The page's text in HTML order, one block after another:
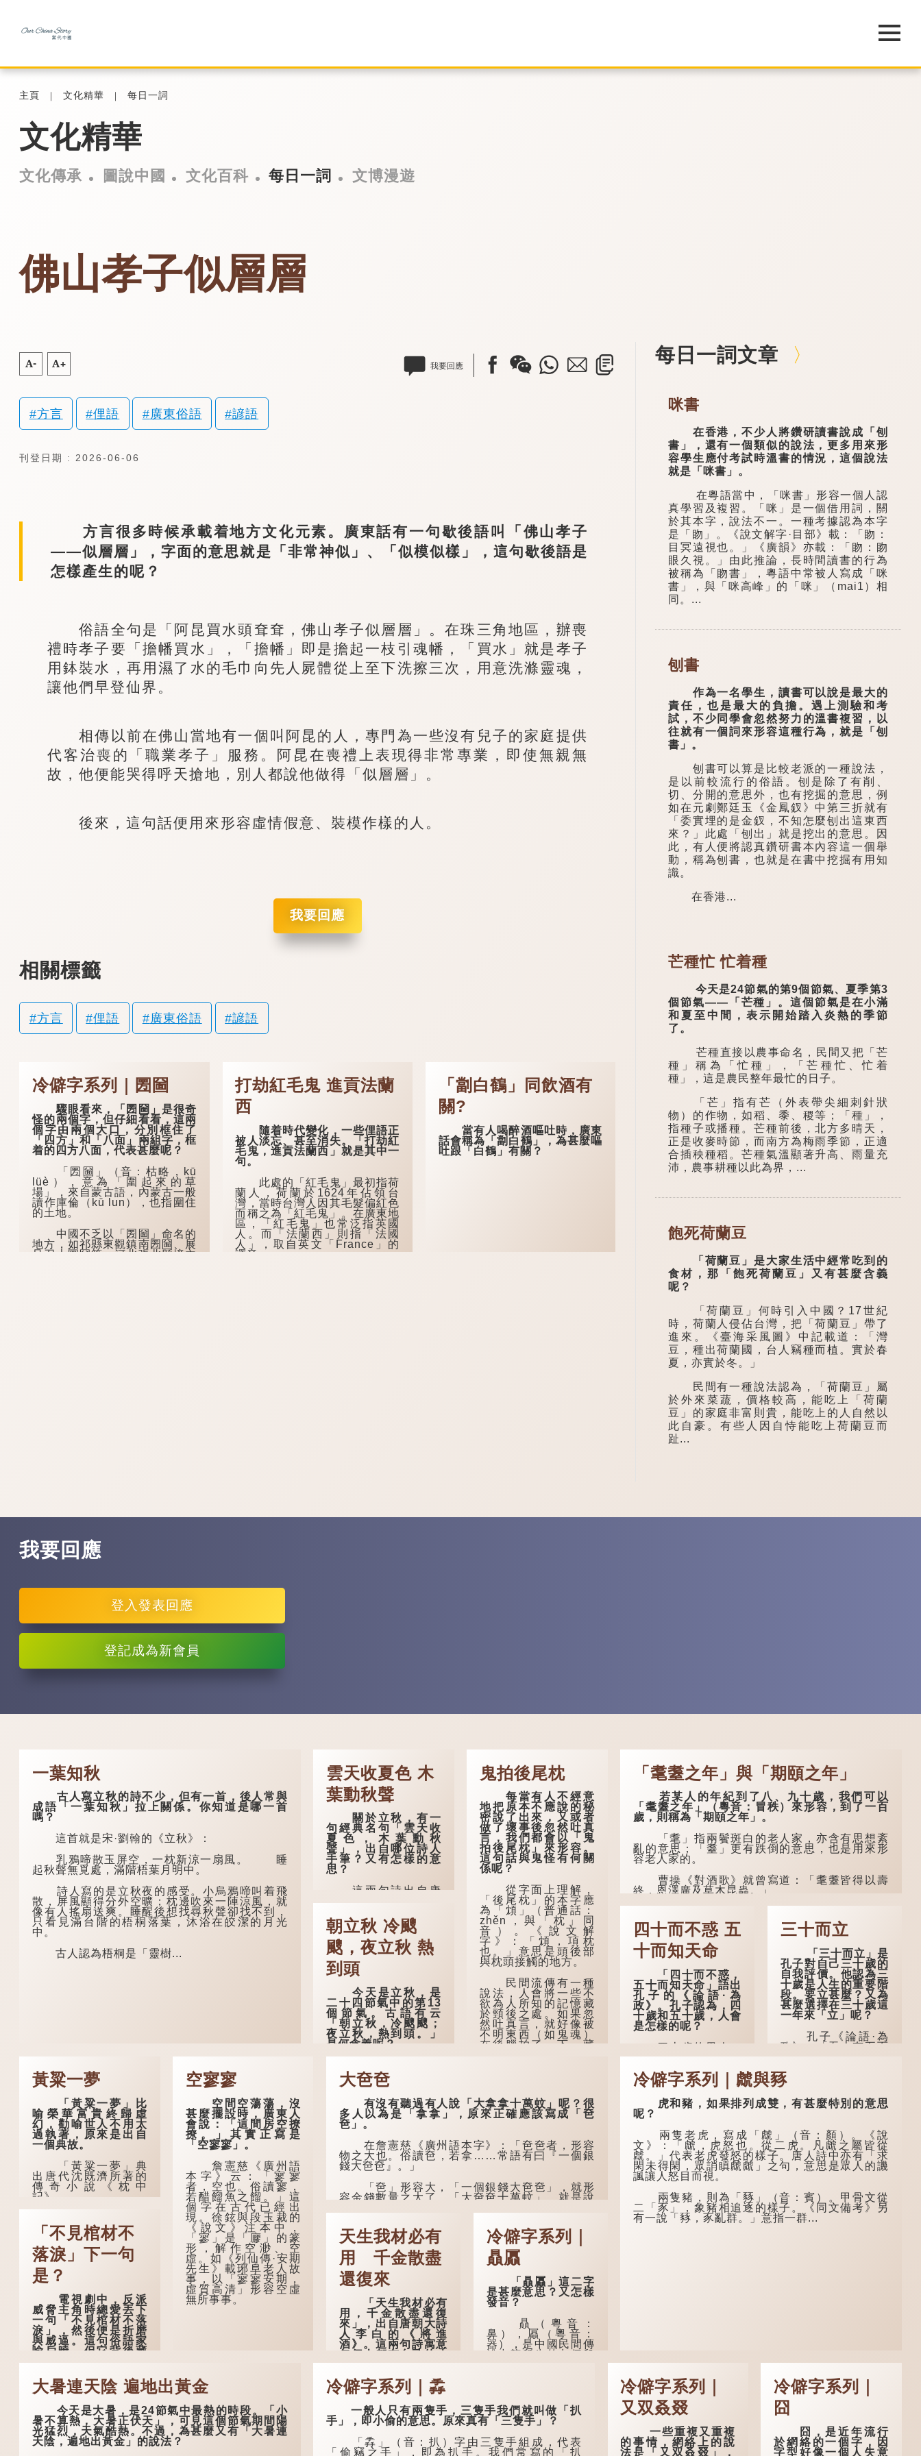
主頁 文化精華 每日一詞
文化精華
文化傳承 圖說中國 文化百科 每日一詞 文博漫遊
佛山孝子似層層
A- A+ 我要回應
方言 俚語 廣東俗語 諺語
刊登日期 : 2026-06-06
方言很多時候承載着地方文化元素。廣東話有一句歇後語叫「佛山孝子
——似層層」，字面的意思就是「非常神似」、「似模似樣」，這句歇後語是
怎樣產生的呢？
俗語全句是「阿昆買水頭耷耷，佛山孝子似層層」。在珠三角地區，辦喪
禮時孝子要「擔幡買水」，「擔幡」即是擔起一枝引魂幡，「買水」就是孝子
用鉢裝水，再用濕了水的毛巾向先人屍體從上至下洗擦三次，用意洗滌靈魂，
讓他們早登仙界。
相傳以前在佛山當地有一個叫阿昆的人，專門為一些沒有兒子的家庭提供
代客治喪的「職業孝子」服務。阿昆在喪禮上表現得非常專業，即使無親無
故，他便能哭得呼天搶地，別人都說他做得「似層層」。
後來，這句話便用來形容虛情假意、裝模作樣的人。
我要回應
相關標籤
方言 俚語 廣東俗語 諺語
冷僻字系列｜圐圙
驟眼看來，「圐圙」是很奇
怪的兩個字，但仔細看看，這兩
個字由兩個大口，分別框住了
「四方」和「八面」兩組字，框
着的四方八面，代表甚麼呢？
「圐圙」（音：枯略，kū
lüè），意為「圍起來的草
場」，來自蒙古語，內蒙古一般
讀作庫倫（kū lun），也指圍住
的土地。
中國不乏以「圐圙」命名的
地方，如祁縣東觀鎮南圐圙、展
旦召大圐圙等；河北張北縣境內
打劫紅毛鬼 進貢法蘭
西
隨着時代變化，一些俚語正
被人淡忘、甚至消失。「打劫紅
毛鬼，進貢法蘭西」就是其中一
句。
此處的「紅毛鬼」最初指荷
蘭人，荷蘭於1624年佔領台
灣，當時台灣人因其毛髮偏紅色
而稱之為「紅毛鬼」。在廣東地
區，「紅毛鬼」也常泛指英國
人。而「法蘭西」則指「法國
人」，取自英文「France」的
譯音。
「劏白鶴」同飲酒有
關?
當有人喝醉酒嘔吐時，廣東
話會稱為「劏白鶴」，為甚麼嘔
吐跟「白鶴」有關？
每日一詞文章
咪書
在香港，不少人將鑽研讀書說成「刨
書」，還有一個類似的說法，更多用來形
容學生應付考試時溫書的情況，這個說法
就是「咪書」。
在粵語當中，「咪書」形容一個人認
真學習及複習。「咪」是一個借用詞，關
於其本字，說法不一。一種考據認為本字
是「䀛」。《說文解字·目部》載：「䀛：
目冥遠視也。」《廣韻》亦載：「䀛：䀛
眼久視。」由此推論，長時間讀書的行為
被稱為「䀛書」，粵語中常被人寫成「咪
書」，與「咪高峰」的「咪」（mai1）相
同。...
刨書
作為一名學生，讀書可以說是最大的
責任，也是最大的負擔。遇上測驗和考
試，不少同學會忽然努力的溫書複習，以
往就有一個詞來形容這種行為，就是「刨
書」。
刨書可以算是比較老派的一種說法，
是以前較流行的俗語。刨是除了有削、
切、分開的意思外，也有挖掘的意思，例
如在元劇鄭廷玉《金鳳釵》中第三折就有
「委實埋的是金釵，不知怎麼刨出這東西
來？」此處「刨出」就是挖出的意思。因
此，有人便將認真鑽研書本內容這一個舉
動，稱為刨書，也就是在書中挖掘有用知
識。
在香港...
芒種忙 忙着種
今天是24節氣的第9個節氣、夏季第3
個節氣——「芒種」。這個節氣是在小滿
和夏至中間，表示開始踏入炎熱的季節
了。
芒種直接以農事命名，民間又把「芒
種」稱為「忙種」，「芒種忙、忙着
種」，這是農民整年最忙的日子。
「芒」指有芒（外表帶尖細刺針狀
物）的作物，如稻、黍、稷等；「種」，
指種子或播種。芒種前後，北方多晴天，
正是收麥時節，而南方為梅雨季節，正適
合插秧種稻。芒種氣溫顯著升高、雨量充
沛，農事耕種以此為界，...
飽死荷蘭豆
「荷蘭豆」是大家生活中經常吃到的
食材，那「飽死荷蘭豆」又有甚麼含義
呢？
「荷蘭豆」何時引入中國？17世紀
時，荷蘭人侵佔台灣，把「荷蘭豆」帶了
進來。《臺海采風圖》中記載道：「灣
豆，種出荷蘭國，台人竊種而植。實於春
夏，亦實於冬。」
民間有一種說法認為，「荷蘭豆」屬
於外來菜蔬，價格較高，能吃上「荷蘭
豆」的家庭非富則貴，能吃上的人自然以
此自豪。有些人因自恃能吃上荷蘭豆而
趾...
我要回應
登入發表回應
登記成為新會員
一葉知秋
古人寫立秋的詩不少，但有一首，後人常與
成語「一葉知秋」拉上關係。你知道是哪一首
嗎？
這首就是宋·劉翰的《立秋》：
乳鴉啼散玉屏空，一枕新涼一扇風。 睡
起秋聲無覓處，滿階梧葉月明中。
詩人寫的是立秋夜的感受。小烏鴉啼叫着飛
散，屏風顯得分外空曠；枕邊吹來一陣涼風，就
像有人搖扇送爽。睡醒後想找尋秋聲卻找不到，
只看見滿台階的梧桐落葉，沐浴在皎潔的月光
中。
古人認為梧桐是「靈樹...
雲天收夏色 木
葉動秋聲
關於立秋，有一
句經典名句「雲天收
夏色，木葉動秋
聲」，出自哪位詩人
手筆？又有怎樣的意
思？
這兩句詩出自唐
代詩人劉言史的《立
替之際最經典的詩句
之一。
《立秋》全詩如
下：
茲晨戒流火，商
飆早已驚。 雲天
收夏色，木葉動秋
聲。
詩的前兩句寫的
是：這一天早晨，天
上的「流火」（指大
始消退，涼爽的秋風
（商飆，即西風）已
經悄然吹起。後兩
句，便是全詩的靈
魂...
朝立秋 冷颼
颼，夜立秋 熱
到頭
今天是立秋，是
二十四節氣中的第13
個節氣。古語有云
「朝立秋，冷颼颼；
夜立秋，熱到頭。」
是何含義呢？
崔寔《四民月令》：
「朝立秋，冷颼颼；
夜立秋，熱到頭」。
到了清代，顧祿在
《清嘉錄》中記錄蘇
州風俗時，也引用了
這句諺語。不過當地
百姓的口頭說法是
「朝立秋，渹颼颼；
夜立秋，熱吽吽」。
但意思完全一致。
了古人的一種樸素觀
察：如果立秋的精
確...
鬼拍後尾枕
每當有人不經意
地把原本不應說的秘
密說了出來，又或者
做了壞事後忽然吐真
言，我們都會以「鬼
拍後尾枕」來形容。
這句話與鬼怪有何關
係呢？
從字面上理解，
「後尾枕」的本字應
為「䪴」（普通話：
zhěn，與「枕」同
音）。《說文解
字》：「䪴，項枕
也。」意思是頭後部
與枕頭接觸的地方。
民間流傳有一種
說法，人會將一些不
欲為人所知的記憶藏
於頸後之處。如果忽
然吐真言，就好像被
不明東西（如鬼魂）
在後腦拍了一下，藏
「耄耋之年」與「期頤之年」
若某人的年紀到了八、九十歲，我們可以
「耄耋之年」（粵音：冒秩）來形容，到了一百
歲，則稱為「期頤之年」。
「耄」指兩鬢斑白的老人家，亦含有思想紊
亂的意思；「耋」更有跌倒的意思，也是用來形
容老人家的。
曹操《對酒歌》就曾寫道：「耄耋皆得以壽
終，恩澤廣及草木昆蟲。」
那麼就可以稱為「期頤」。《禮記.曲禮
上》：「百年曰期頤。」鄭玄註：「期，猶要
也；頤，養也。不知衣服食味，孝子要盡養道...
四十而不惑 五
十而知天命
「四十而不惑，
五十而知天命」語出
孔子的《論語·為
政》。孔子認為，四
十歲和五十歲，人會
是怎樣的呢？
四十歲的男人，
理論上應該事業有
成，建立了自己的家
庭。經歷了許多人與
事之後，對事物有了
自己的判斷能力，不
會輕易為表象所迷
惑。
孔子在《論語·
子罕》也說：「知者
不惑，仁者不憂，勇
者不懼。」「知」與
智慧的「智」相通，
四十歲的男人應已累
積足夠智慧，不再對
自己的人生感到困
惑、憂慮與恐懼。
三十而立
「三十而立」是
孔子對自己三十歲的
自我評價。他認為三
十歲是人生的重要階
段。要立甚麼？又為
甚麼選擇在三十歲這
一年來「立」呢？
孔子《論語·為
政》：「吾十有五而
知天命，六十而耳
順，七十而從心所
欲，不逾矩。」
般於二十歲進行冠
禮，冠禮完成後便是
成人，但由於未達壯
年，所以又稱「弱
冠」。《禮記·曲
生十年曰幼，學；二
十曰弱，冠；三十曰
壯，有室。」這說明
三十歲在...
黃粱一夢
「黃粱一夢」比
喻榮華富貴終歸虛
幻，勸喻世人不用太
過執著，原來是出自
一個典故。
「黃粱一夢」典
出唐代沈既濟所著的
傳奇小說《枕中
記》。
唐朝開元年間，有一
個窮困潦倒的盧姓書
生，在上京赴考的途
中經過一間旅店休
息，碰巧遇到一位呂
姓道士，兩人暢談甚
言談間，盧姓書
生感慨自己雖貴為讀
書人，但一直未能考
取功名，仍然貧困，
感到十分落泊。於
是，道士拿出一個青
「不見棺材不
落淚」下一句
是？
電視劇中，反派
威脅主角時總愛丟下
一句「不見棺材不落
淚」，然後便是折磨
與威逼。這句俗語家
喻戶曉，但它背後藏
着怎樣的故事呢？
「不見棺材不落
淚」的原句，有說法
是「不見棺材不下
淚」或「不見親棺不
下淚」，出自明朝蘭
陵笑笑生所著的《金
瓶梅詞話》第九十八
空寥寥
空間空蕩蕩，沒
甚麼擺設時，廣東人
會說：「這間房空撩
撩。」其實正寫是
「空寥寥」。
詹憲慈《廣州語
本字》云：「寥寥
者，空也。俗讀寥，
若醋餾魚之餾。」這
個字在古代已經出
現。徐鉉與段玉裁的
《說文》注本中，
「寥」是「廫」的篆
形，解作空渺、空
虛。如《列仙傳·安期
先生》載琊阜老人故
事，以「寥寥安期，
虛質高清」形容空虛
無所事事。
大夿夿
有沒有聽過有人說「大拿拿十萬蚊」呢？很
多人以為是「拿拿」，原來正確應該寫成「夿
夿」。
在詹憲慈《廣州語本字》：「夿夿者，形容
物之大也。俗讀夿，若拿……常語有曰『一個銀
錢大夿夿』。」
「夿」形容大，「一個銀錢大夿夿」，就形
容金錢數量之大了。「大夿夿十萬蚊」，就是說
不過，「夿」字本音讀作「巴（bā）」，因
此「大夿夿」理應讀成「大巴巴」。問題是，若
依足本音，...
天生我材必有
用 千金散盡
還復來
「天生我材必有
用，千金散盡還復
來」，出自唐朝大詩
人李白的《將進
酒》。這兩句詩寓意
每個人都有自己的才
能，必有用處，在失
意時不必氣餒，即使
千金耗盡，也可重
來，是人生低潮時激
勵向上的名句。
原詩寫道：「人
生得意須盡歡，莫使
金樽空對月。天生我
冷僻字系列｜
贔屭
「贔屭」這二字
是甚麼意思？又怎樣
發音？
贔（粵音：
鼻），屭（粵音：
器），是中國民間傳
說中龍所生的九個兒
庵外集》記載，龍生
九子的次序排列為：
贔屭、螭吻、蒲牢、
狴犴、饕餮、蚣蝮、
睚眥、狻猊、椒圖
冷僻字系列｜虤與豩
虎和豬，如果排列成雙，有甚麼特別的意思
呢？
兩隻老虎，寫成「虤」（音：顏）。《說
文》：「虤，虎怒也。從二虎。凡虤之屬皆從
虤。」代表老虎發怒的樣子。唐人詩中亦有「求
閑未得閑，眾誚瞋虤虤」之句，意思是眾人的譏
諷讓人怒目而視。
兩隻豬，則為「豩」（音：賓）。甲骨文從
二「豕」，象豬相追逐的樣子。《同文備考》另
有一說「豩，豕亂群。」意指一群...
大暑連天陰 遍地出黃金
今天是大暑，是24節氣中最熱的時段。「小
暑不算熱，大暑正伏天」，可見這個節氣期間陽
光猛烈，天氣酷熱。不過，為甚麼又有「大暑連
天陰，遍地出黃金」的說法？
冷僻字系列｜掱
一般人只有兩隻手，三隻手我們就叫做「扒
手」，即小偷的意思。原來真有「三隻手」？
「掱」（音：扒）字由三隻手組成，代表
「偷竊之手」，即為扒手。我們常寫的「扒
冷僻字系列｜
又双叒叕
一些重複又重複
的事情，網絡上的說
法是「又双叒叕」，
冷僻字系列｜
囧
囧，是近年流行
於網絡的一個字，因
字型好像一個人失意